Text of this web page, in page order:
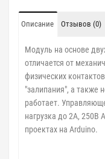
Описание Отзывов (0)
Модуль на основе
отличается от
физических
"залипания", а также
работает.
нагрузка до 2А, 250В
проектах на Arduino.